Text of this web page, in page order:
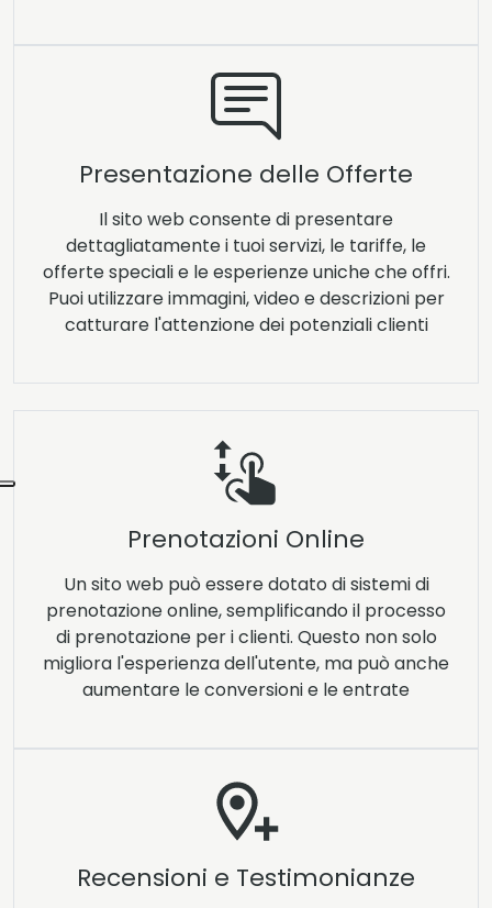
Presentazione delle Offerte
Il sito web consente di presentare
dettagliatamente i tuoi servizi, le tariffe, le
offerte speciali e le esperienze uniche che offri.
Puoi utilizzare immagini, video e descrizioni per
catturare l'attenzione dei potenziali clienti
Prenotazioni Online
Un sito web può essere dotato di sistemi di
prenotazione online, semplificando il processo
di prenotazione per i clienti. Questo non solo
migliora l'esperienza dell'utente, ma può anche
aumentare le conversioni e le entrate
Recensioni e Testimonianze